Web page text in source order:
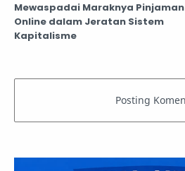
Mewaspadai Maraknya Pinjaman
Online dalam Jeratan Sistem
Kapitalisme